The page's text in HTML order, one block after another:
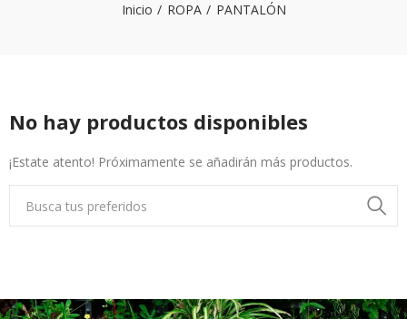
Inicio ROPA PANTALÓN
No hay productos disponibles
¡Estate atento! Próximamente se añadirán más productos.